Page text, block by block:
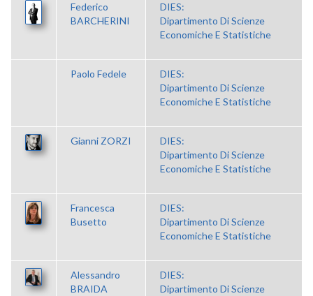
Federico
BARCHERINI
DIES:
Dipartimento Di Scienze
Economiche E Statistiche
Paolo Fedele
DIES:
Dipartimento Di Scienze
Economiche E Statistiche
Gianni ZORZI
DIES:
Dipartimento Di Scienze
Economiche E Statistiche
Francesca
Busetto
DIES:
Dipartimento Di Scienze
Economiche E Statistiche
Alessandro
BRAIDA
DIES:
Dipartimento Di Scienze